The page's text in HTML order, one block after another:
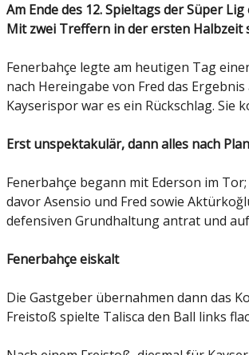
Am Ende des 12. Spieltags der Süper Lig erwischte Fenerbahçe im Heimspiel am Sonntag gegen Kayserispor die besseren Karten und wusste sie effizient zu nutzen.
Mit zwei Treffern in der ersten Halbzeit
Fenerbahçe legte am heutigen Tag
nach Hereingabe von Fred das
Kayserispor war es ein Rückschlag.
Erst unspektakulär, dann alles nach Plan
Fenerbahçe begann mit Ederson im
davor Asensio und Fred sowie
defensiven Grundhaltung antrat und
Fenerbahçe eiskalt
Die Gastgeber übernahmen dann das
Freistoß spielte Talisca den Ball links